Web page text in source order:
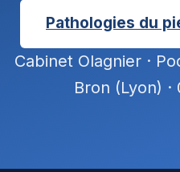
Pathologies du
Cabinet Olagnier ·
Bron (Lyon) ·